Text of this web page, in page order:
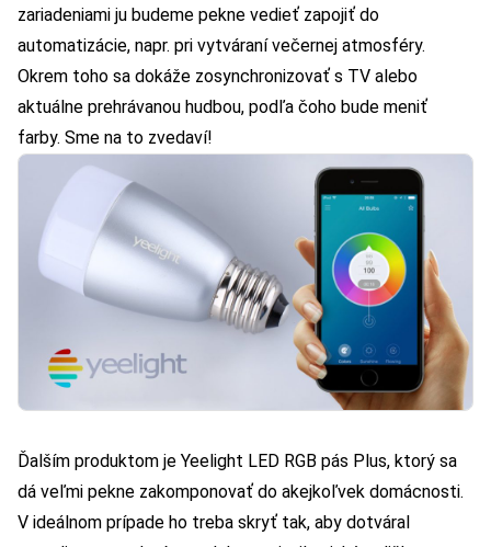
zariadeniami ju budeme pekne vedieť zapojiť do
automatizácie, napr. pri vytváraní večernej atmosféry.
Okrem toho sa dokáže zosynchronizovať s TV alebo
aktuálne prehrávanou hudbou, podľa čoho bude meniť
farby. Sme na to zvedaví!
Ďalším produktom je Yeelight LED RGB pás Plus, ktorý sa
dá veľmi pekne zakomponovať do akejkoľvek domácnosti.
V ideálnom prípade ho treba skryť tak, aby dotváral